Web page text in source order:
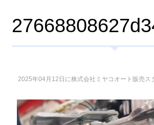
2025年04月12日に株式会社ミヤコオート販売ス